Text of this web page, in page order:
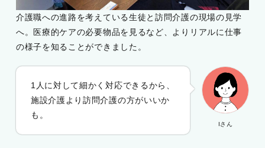
介護職への進路を考えている生徒と訪問介護の現場の見学
へ。医療的ケアの必要物品を見るなど、よりリアルに仕事
の様子を知ることができました。
1人に対して細かく対応できるから、
施設介護より訪問介護の方がいいか
も。
Iさん